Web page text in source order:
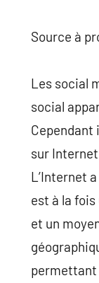
Source à
Les social
social
Cependant
sur
L’Internet
est à la
et un
permettant